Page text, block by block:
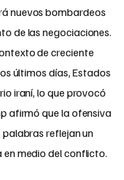
nuevos bombardeos
de las negociaciones.
de creciente
últimos días, Estados
iraní, lo que provocó
afirmó que la ofensiva
reflejan un
medio del conflicto.